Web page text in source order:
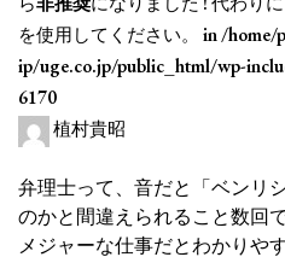
を使用してください。 in/home/
ip/uge.co.jp/public_html/wp-
6170
植村貴昭
弁理士って、音だと「ベンリ
のかと間違えられること数回
メジャーな仕事だとわかりや